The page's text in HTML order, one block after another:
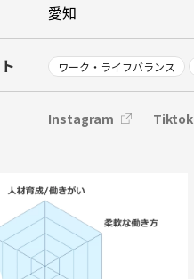
愛知
ワーク・ライフバランス
Instagram Tiktok